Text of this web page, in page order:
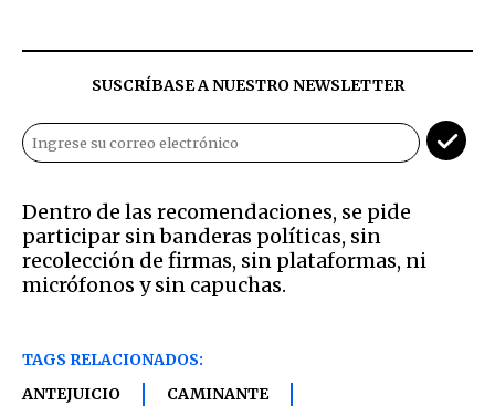
SUSCRÍBASE A NUESTRO NEWSLETTER
Dentro de las recomendaciones, se pide
participar sin banderas políticas, sin
recolección de firmas, sin plataformas, ni
micrófonos y sin capuchas.
TAGS RELACIONADOS:
ANTEJUICIO
CAMINANTE